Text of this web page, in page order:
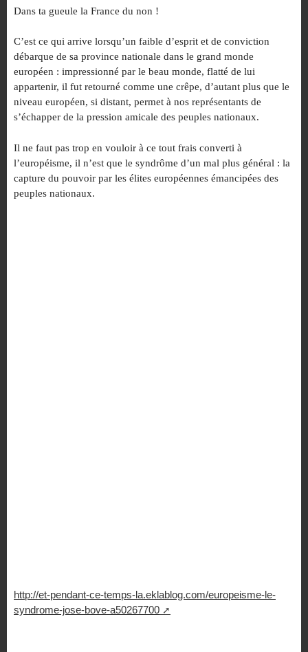
Dans ta gueule la France du non !
C’est ce qui arrive lorsqu’un faible d’esprit et de conviction
débarque de sa province nationale dans le grand monde
européen : impressionné par le beau monde, flatté de lui
appartenir, il fut retourné comme une crêpe, d’autant plus que le
niveau européen, si distant, permet à nos représentants de
s’échapper de la pression amicale des peuples nationaux.
Il ne faut pas trop en vouloir à ce tout frais converti à
l’européisme, il n’est que le syndrôme d’un mal plus général : la
capture du pouvoir par les élites européennes émancipées des
peuples nationaux.
http://et-pendant-ce-temps-la.eklablog.com/europeisme-le-
syndrome-jose-bove-a50267700